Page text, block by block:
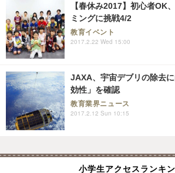
【春休み2017】初心者OK
ミングに挑戦4/2
教育イベント
2017.2.22 Wed 15:00
JAXA、宇宙デブリの除去
効性」を確認
教育業界ニュース
2017.2.12 Sun 10:15
小学生アクセスランキ